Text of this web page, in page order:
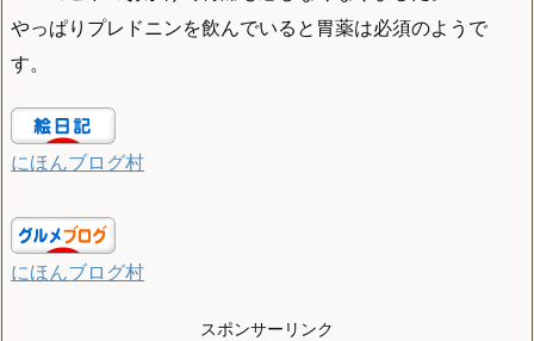
やっぱりプレドニンを飲んでいると胃薬は必須のようで
す。
にほんブログ村
にほんブログ村
スポンサーリンク